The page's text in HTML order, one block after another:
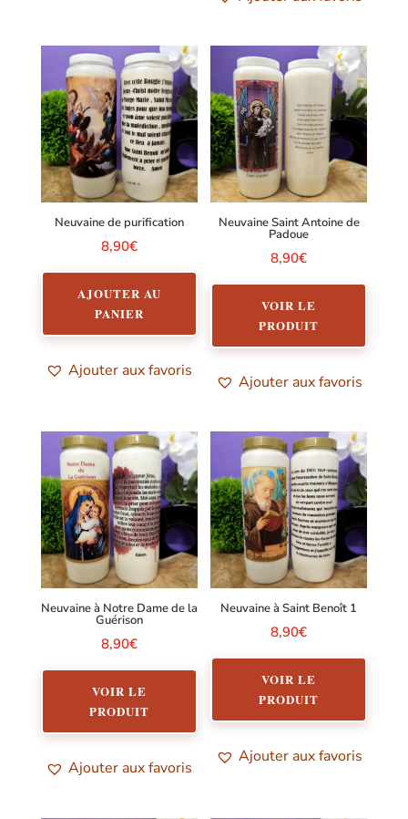
Neuvaine de purification
8,90€
AJOUTER AU
PANIER
Ajouter aux favoris
Neuvaine Saint Antoine de
Padoue
8,90€
VOIR LE
PRODUIT
Ajouter aux favoris
Neuvaine à Notre Dame de la
Guérison
8,90€
VOIR LE
PRODUIT
Ajouter aux favoris
Neuvaine à Saint Benoît 1
8,90€
VOIR LE
PRODUIT
Ajouter aux favoris